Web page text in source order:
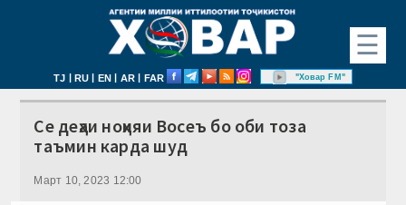
☰
TJ | RU | EN | AR | FAR "Ховар FM"
Се деҳаи ноҳияи Восеъ бо оби тоза
таъмин карда шуд
Март 10, 2023 12:00